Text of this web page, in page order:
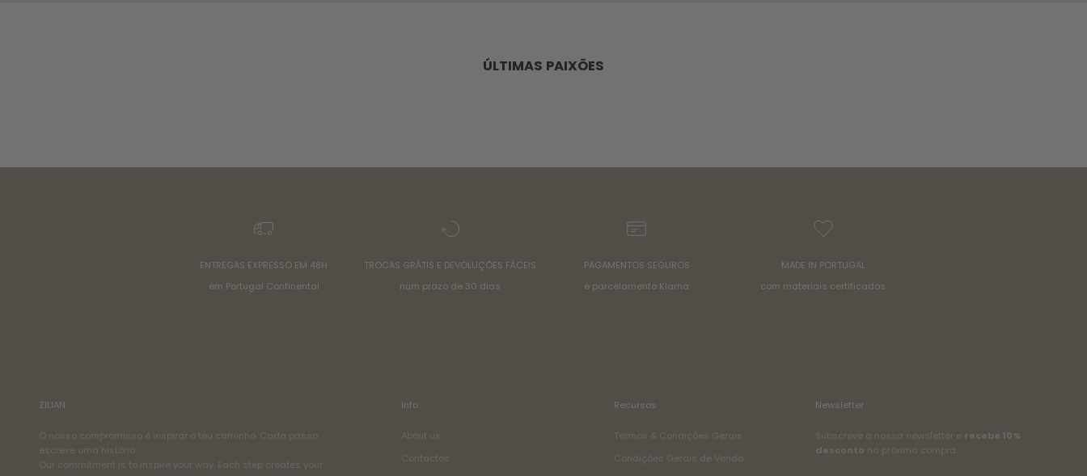
ÚLTIMAS PAIXÕES
ENTREGAS EXPRESSO EM 48H
em Portugal Continental
TROCAS GRÁTIS E DEVOLUÇÕES FÁCEIS
num prazo de 30 dias
PAGAMENTOS SEGUROS
e parcelamento Klarna
MADE IN PORTUGAL
com materiais certificados
ZILIAN
O nosso compromisso é inspirar o teu caminho. Cada passo
escreve uma história.
Our commitment is to inspire your way. Each step creates your
Info
About us
Contactos
Recursos
Termos & Condições Gerais
Condições Gerais de Venda
Newsletter
Subscreve a nossa newsletter e recebe 10%
desconto na próxima compra.